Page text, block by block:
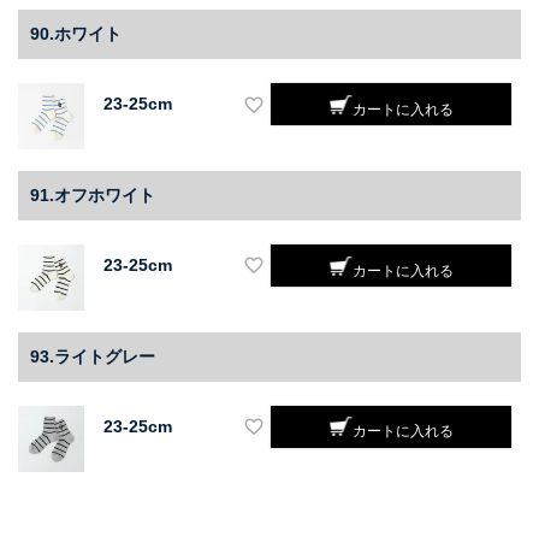
90.ホワイト
23-25cm カートに入れる
91.オフホワイト
23-25cm カートに入れる
93.ライトグレー
23-25cm カートに入れる